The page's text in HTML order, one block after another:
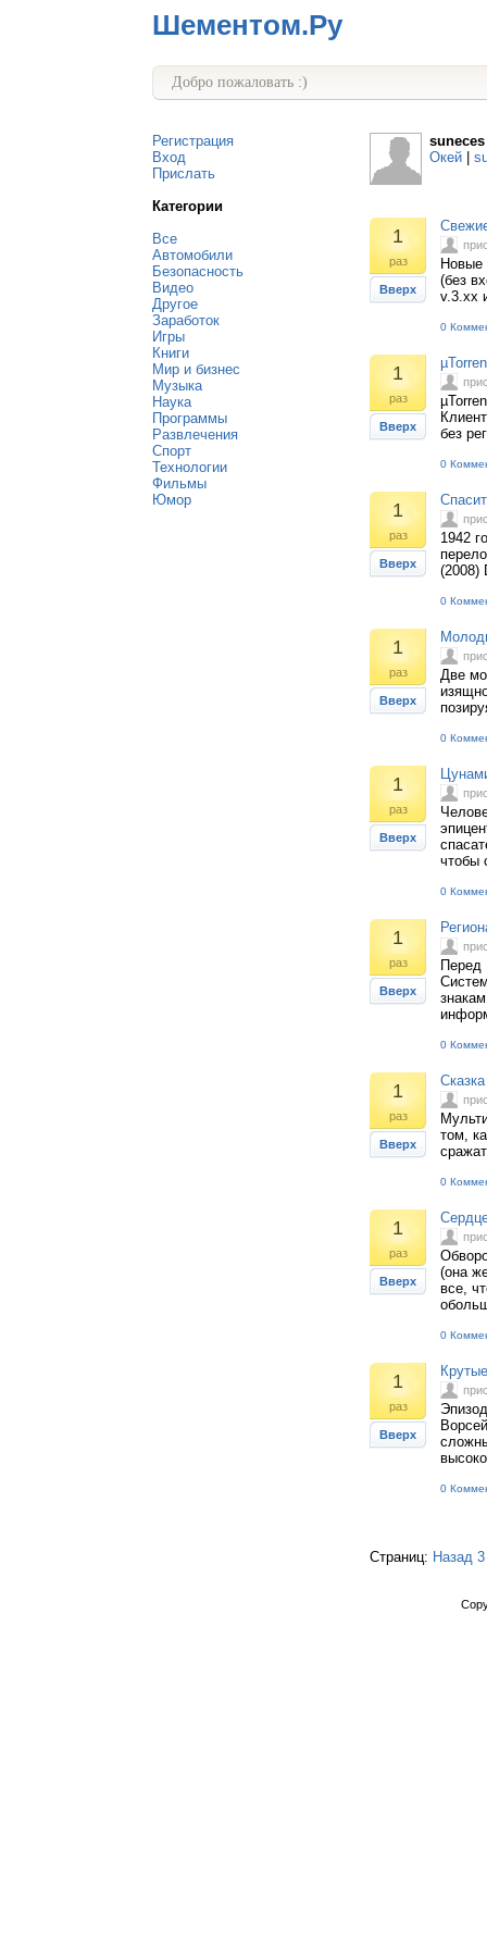
Шементом.Ру
Добро пожаловать :)
Регистрация
Вход
Прислать
Категории
Все
Автомобили
Безопасность
Видео
Другое
Заработок
Игры
Книги
Мир и бизнес
Музыка
Наука
Программы
Развлечения
Спорт
Технологии
Фильмы
Юмор
suneces
Окей
1
раз
Вверх
Новые
(без
v.3.хх
0
1
раз
Вверх
без
0
1
раз
Вверх
1942
(2008)
0
1
раз
Вверх
Две
0
1
раз
Вверх
чтобы
0
1
раз
Вверх
Перед
0
1
раз
Вверх
том,
0
1
раз
Вверх
(она
все,
0
1
раз
Вверх
0
Страниц: Назад 3